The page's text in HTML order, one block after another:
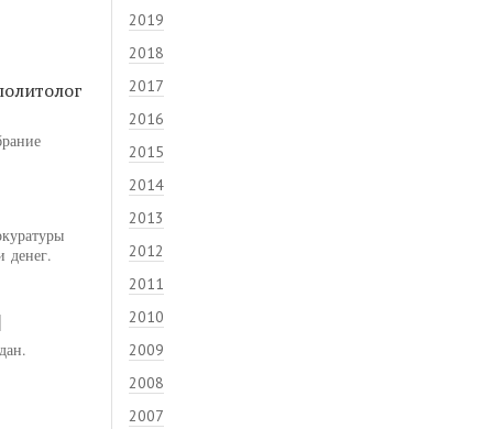
денег.
2019
2018
2017
2016
2015
2014
2013
2012
2011
2010
2009
2008
2007